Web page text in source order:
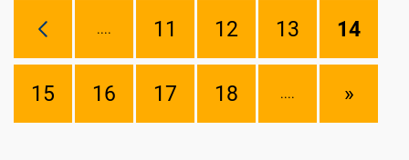
.... 11 12 13 14
15 16 17 18 .... »